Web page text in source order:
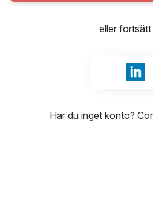
eller fortsätt
Har du inget konto?